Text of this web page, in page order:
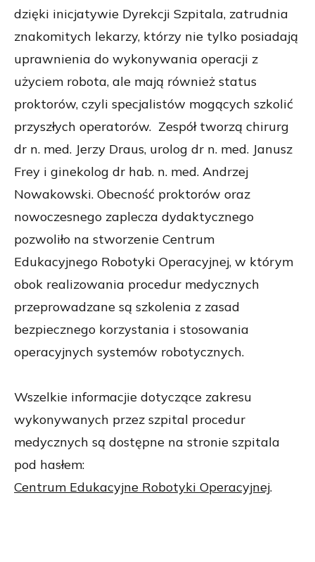
dzięki inicjatywie Dyrekcji Szpitala, zatrudnia
znakomitych lekarzy, którzy nie tylko posiadają
uprawnienia do wykonywania operacji z
użyciem robota, ale mają również status
proktorów, czyli specjalistów mogących szkolić
przyszłych operatorów. Zespół tworzą chirurg
dr n. med. Jerzy Draus, urolog dr n. med. Janusz
Frey i ginekolog dr hab. n. med. Andrzej
Nowakowski. Obecność proktorów oraz
nowoczesnego zaplecza dydaktycznego
pozwoliło na stworzenie Centrum
Edukacyjnego Robotyki Operacyjnej, w którym
obok realizowania procedur medycznych
przeprowadzane są szkolenia z zasad
bezpiecznego korzystania i stosowania
operacyjnych systemów robotycznych.
Wszelkie informacjie dotyczące zakresu
wykonywanych przez szpital procedur
medycznych są dostępne na stronie szpitala
pod hasłem:
Centrum Edukacyjne Robotyki Operacyjnej.